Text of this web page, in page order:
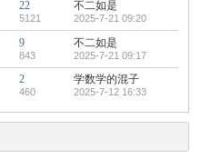
22
5121
不二如是
2025-7-21 09:20
9
843
不二如是
2025-7-21 09:17
2
460
学数学的混子
2025-7-12 16:33